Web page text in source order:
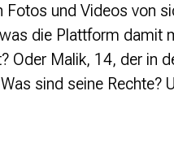
und Videos von
die Plattform
Oder Malik, 14, der
sind seine